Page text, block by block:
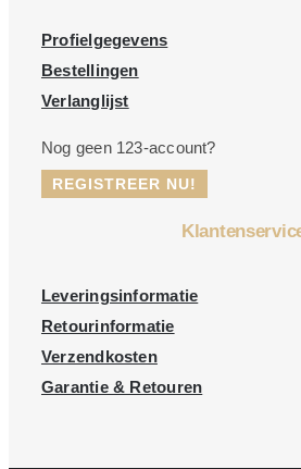
Profielgegevens
Bestellingen
Verlanglijst
Nog geen 123-account?
REGISTREER NU!
Leveringsinformatie
Retourinformatie
Verzendkosten
Garantie & Retouren